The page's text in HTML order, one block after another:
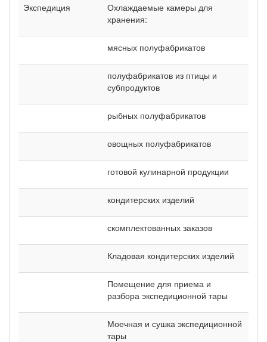
Экспедиция
Охлаждаемые камеры для
хранения:
мясных полуфабрикатов
полуфабрикатов из птицы и
субпродуктов
рыбных полуфабрикатов
овощных полуфабрикатов
готовой кулинарной продукции
кондитерских изделий
скомплектованных заказов
Кладовая кондитерских изделий
Помещение для приема и
разбора экспедиционной тары
Моечная и сушка экспедиционной
тары